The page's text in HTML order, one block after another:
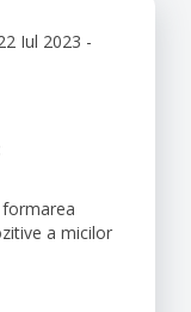
Iul 2023 -
a micilor